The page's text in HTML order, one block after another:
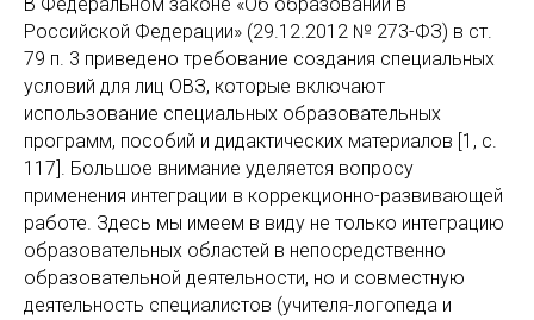
Российской Федерации» (29.12.2012 № 273-ФЗ) в ст.
79 п. 3 приведено требование создания специальных
условий для лиц ОВЗ, которые включают
использование специальных образовательных
программ, пособий и дидактических материалов [1, с.
117]. Большое внимание уделяется вопросу
применения интеграции в коррекционно-развивающей
работе. Здесь мы имеем в виду не только интеграцию
образовательных областей в непосредственно
образовательной деятельности, но и совместную
деятельность специалистов (учителя-логопеда и